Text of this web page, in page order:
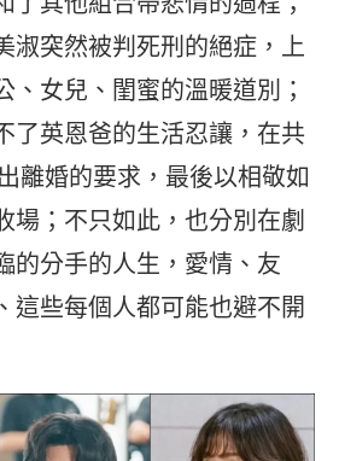
淑突然被判死刑的絕症，上
、女兒、閨蜜的溫暖道別；
了英恩爸的生活忍讓，在共
離婚的要求，最後以相敬如
場；不只如此，也分別在劇
的分手的人生，愛情、友
這些每個人都可能也避不開